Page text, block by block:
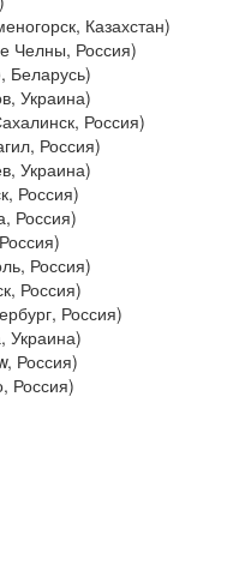
Казахстан)
Челны, Россия)
Беларусь)
Украина)
Россия)
Россия)
Украина)
Россия)
Россия)
Россия)
Россия)
Россия)
Украина)
Россия)
Россия)